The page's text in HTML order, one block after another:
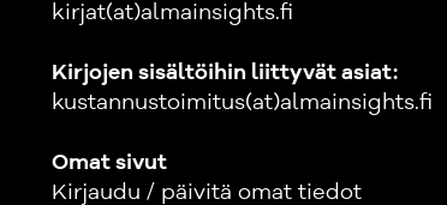
kirjat(at)almainsights.fi
Kirjojen sisältöihin liittyvät asiat:
kustannustoimitus(at)almainsights.fi
Omat sivut
Kirjaudu / päivitä omat tiedot